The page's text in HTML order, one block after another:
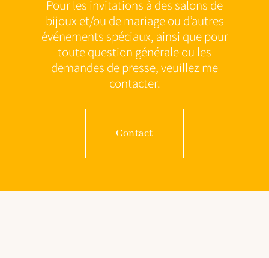
Pour les invitations à des salons de
bijoux et/ou de mariage ou d’autres
événements spéciaux, ainsi que pour
toute question générale ou les
demandes de presse, veuillez me
contacter.
Contact